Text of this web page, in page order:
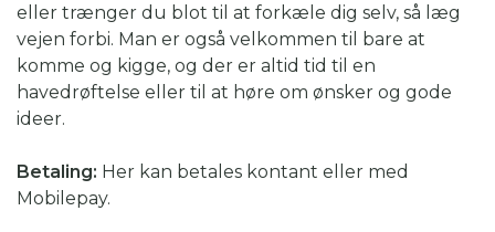
eller trænger du blot til at forkæle dig selv, så læg
vejen forbi. Man er også velkommen til bare at
komme og kigge, og der er altid tid til en
havedrøftelse eller til at høre om ønsker og gode
ideer.
Betaling: Her kan betales kontant eller med
Mobilepay.